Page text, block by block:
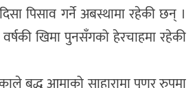
पिसाव गर्ने अबस्थामा रहेकी छन् ।
खिमा पुनसँगको हेरचाहमा रहेकी